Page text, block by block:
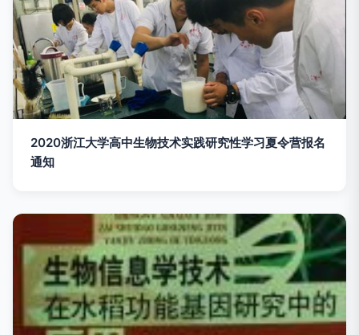
2020浙江大学高中生物技术实践研究性学习夏令营报名
通知